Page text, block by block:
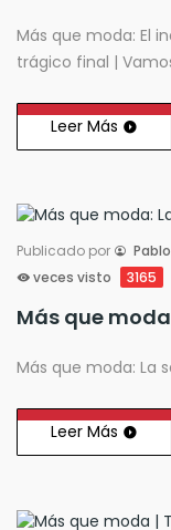
Más que moda: El
trágico final |
Leer Más
Publicado por
veces visto
3165
Más que
Más que moda: La
Leer Más